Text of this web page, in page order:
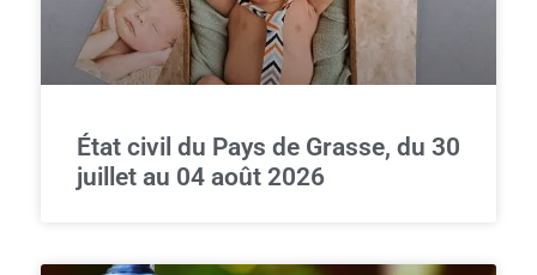
État civil du Pays de Grasse, du 30
juillet au 04 août 2026